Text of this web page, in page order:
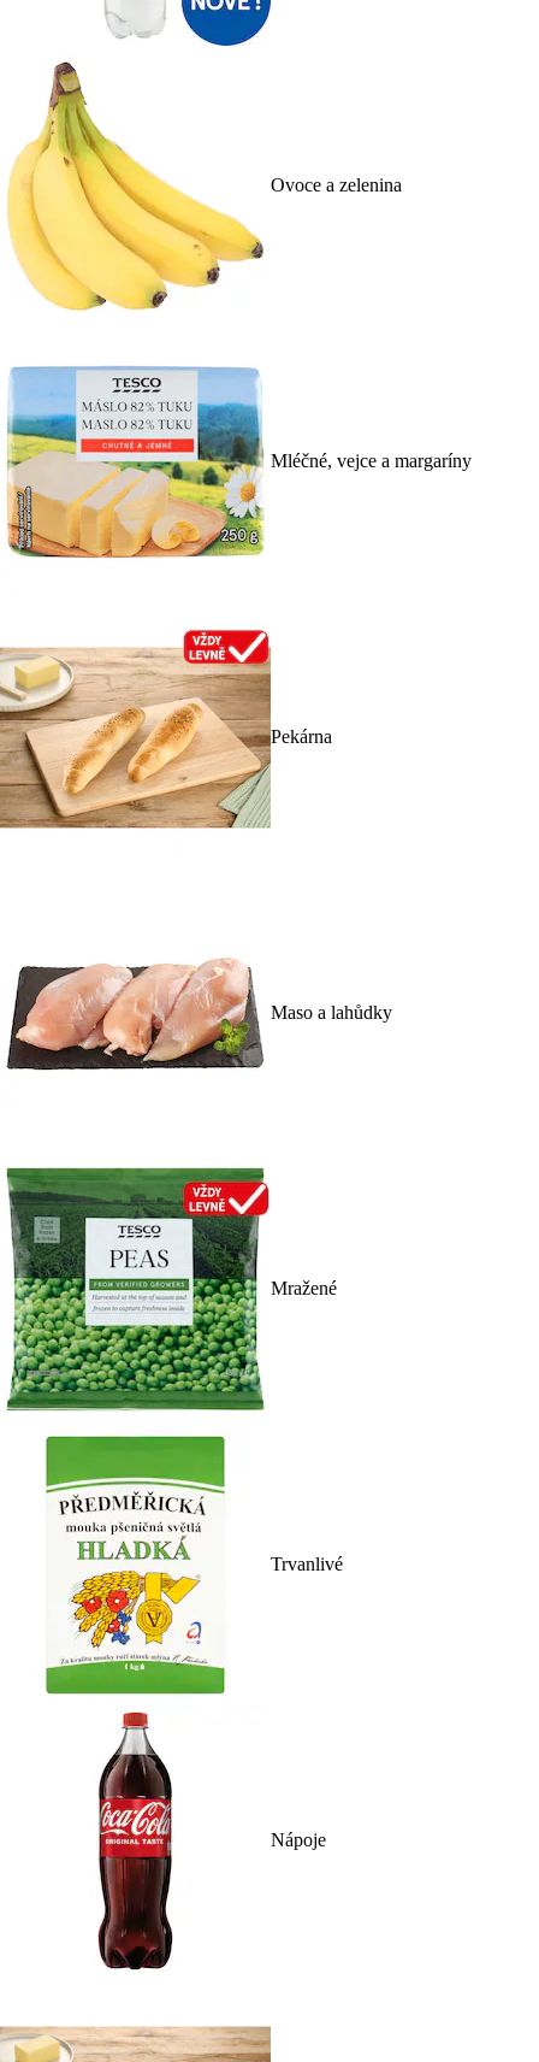
Ovoce a zelenina
Mléčné, vejce a margaríny
Pekárna
Maso a lahůdky
Mražené
Trvanlivé
Nápoje